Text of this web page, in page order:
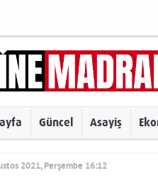
Güncel Asayiş
2021, Perşembe 16:12